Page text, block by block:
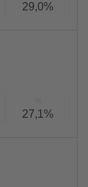
29,0%
27,1%